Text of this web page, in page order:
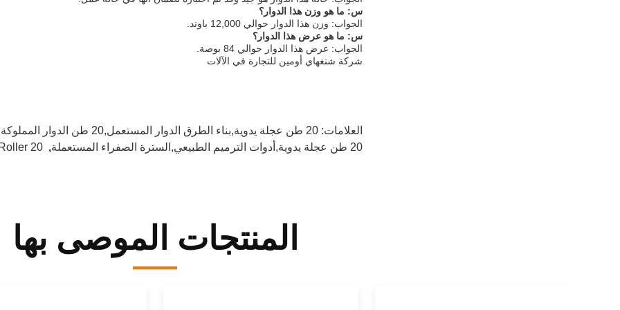
س: ما هو وزن هذا الدوار؟
الجواب: وزن هذا الدوار حوالي 12,000 باوند.
س: ما هو عرض هذا الدوار؟
الجواب: عرض هذا الدوار حوالي 84 بوصة.
شركة شنغهاي أومين للتجارة في الآلات
العلامات: 20 طن عجلة يدوية,بناء الطرق الدوار المستعمل,20 طن الدوار المملوكة مسبقًا
20 طن عجلة يدوية,أدوات الترميم الطبيعي,السترة الصفراء المستعملة
,
20 Tons Pre Owned Roller
المنتجات الموصى بها